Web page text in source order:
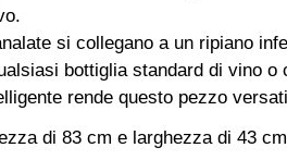
si collegano a un ripiano
bottiglia standard di vino o
rende questo pezzo
di 83 cm e larghezza di 43